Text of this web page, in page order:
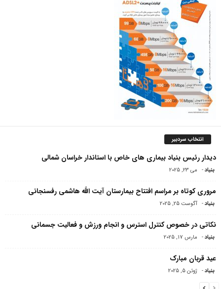
انتخاب سردبیر
دیدار رئیس بنیاد بیماری های خاص با استاندار خراسان شمالی
بنیاد- می 23, 2025
مروری کوتاه بر مراسم افتتاح بیمارستان آیت الله هاشمی‌ رفسنجانی
بنیاد- آگوست 25, 2025
نکاتی در خصوص کنترل استرس و انجام ورزش و فعالیت جسمانی
بنیاد- مارس 17, 2025
عید قربان مبارک
بنیاد- ژوئن 5, 2025